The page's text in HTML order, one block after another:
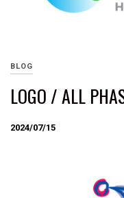
BLOG
LOGO / ALL
2024/07/15